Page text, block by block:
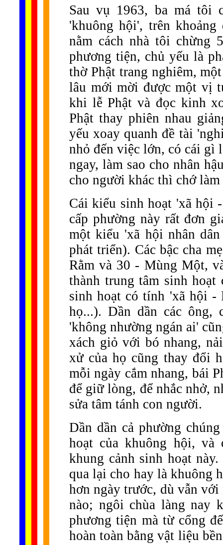
Sau vụ 1963, ba má tôi
'khuông hội', trên
nằm cách nhà tôi chừng
phương tiện, chủ yếu là
thờ Phật trang nghiêm,
lâu mới mời được một vị
khi lễ Phật và đọc kinh
Phật thay phiên nhau
yếu xoay quanh đề tài
nhỏ đến việc lớn, có cái gì
ngay, làm sao cho nhân
cho người khác thì chớ
Cái kiểu sinh hoạt 'xã hội
cấp phường này rất đơn
một kiểu 'xã hội nhân
phát triển). Các bậc cha
Rằm và 30 - Mùng Một,
thành trung tâm sinh
sinh hoạt có tính 'xã hội -
họ...). Dần dần các
'không nhường ngán ai'
xách giỏ với bó nhang,
xử của họ cũng thay đổi
mỗi ngày cắm nhang, bái
để giữ lòng, để nhắc nhở,
sửa tâm tánh con người.
Dần dần cả phường
hoạt của khuông hội,
khung cảnh sinh hoạt
qua lại cho hay là khuông
hơn ngày trước, dù vẫn
nào; ngôi chùa làng nay
phương tiện mà từ cổng
hoàn toàn bằng vật liệu